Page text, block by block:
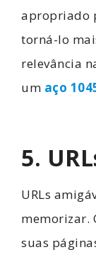
apropriado
torná-lo
relevância
um aço
5.
URLs
memorizar.
suas